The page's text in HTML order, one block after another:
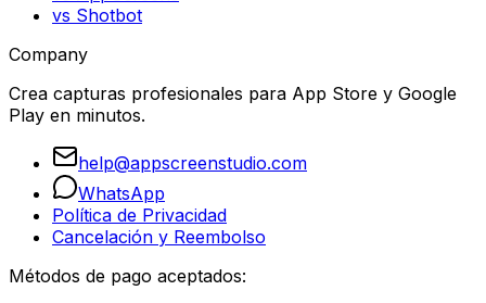
vs Shotbot
Company
Crea capturas profesionales para App Store y Google
Play en minutos.
help@appscreenstudio.com
WhatsApp
Política de Privacidad
Cancelación y Reembolso
Métodos de pago aceptados: